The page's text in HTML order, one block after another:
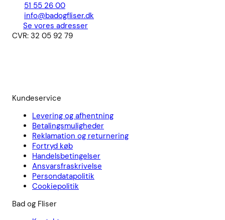
51 55 26 00
info@badogfliser.dk
Se vores adresser
CVR: 32 05 92 79
Kundeservice
Levering og afhentning
Betalingsmuligheder
Reklamation og returnering
Fortryd køb
Handelsbetingelser
Ansvarsfraskrivelse
Persondatapolitik
Cookiepolitik
Bad og Fliser